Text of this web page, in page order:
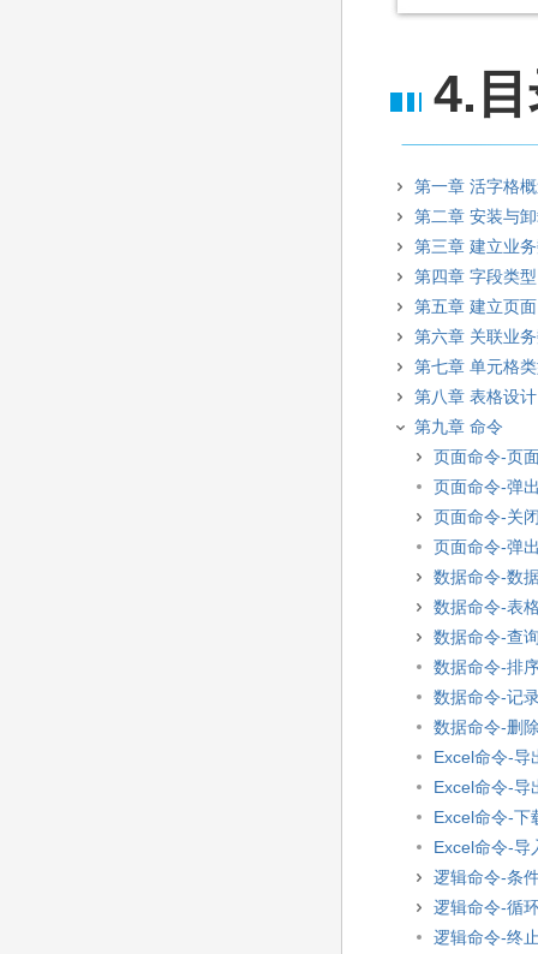
4.
第一章 活字格
第二章 安装与
第三章 建立业
第四章 字段类型
第五章 建立页面
第六章 关联业
第七章 单元格
第八章 表格设计
第九章 命令
页面命令-页
页面命令-弹
页面命令-关
页面命令-弹
数据命令-数
数据命令-表
数据命令-查
数据命令-排
数据命令-记
数据命令-删
Excel命令-导
Excel命令-导
Excel命令-下
Excel命令-导
逻辑命令-条
逻辑命令-循
逻辑命令-终